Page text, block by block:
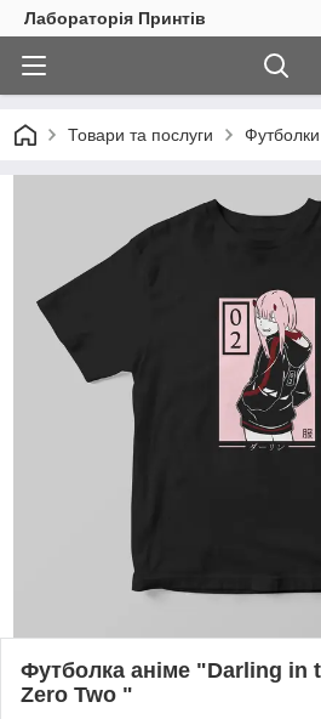
Лабораторія Принтів
Товари та послуги Футболки
Футболка аніме "Darling in
Zero Two "